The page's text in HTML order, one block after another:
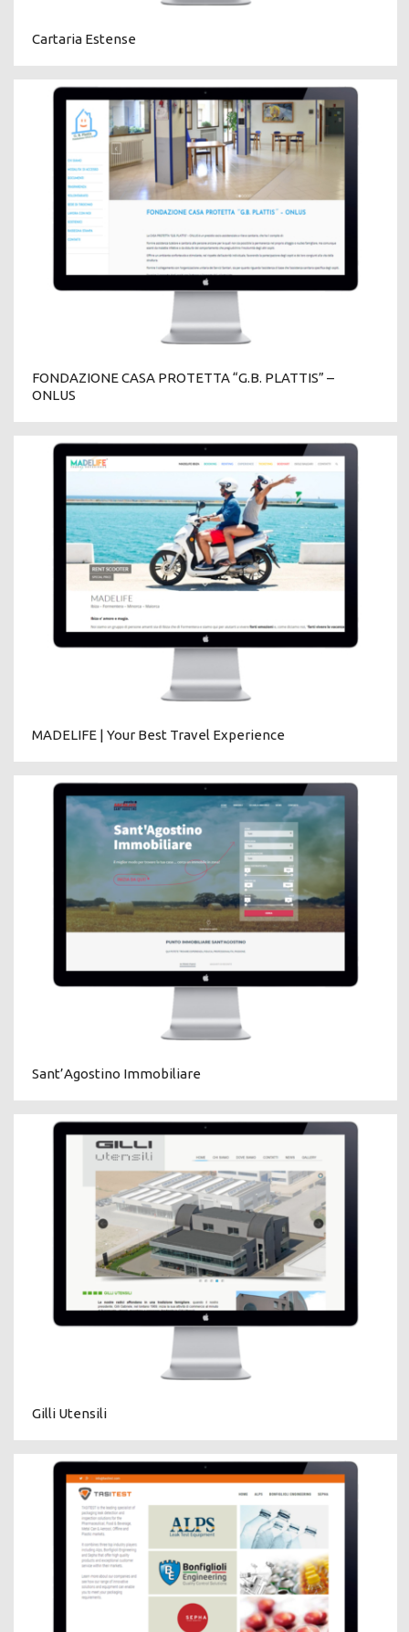
Cartaria Estense
FONDAZIONE CASA PROTETTA “G.B. PLATTIS” –
ONLUS
MADELIFE | Your Best Travel Experience
Sant’Agostino Immobiliare
Gilli Utensili